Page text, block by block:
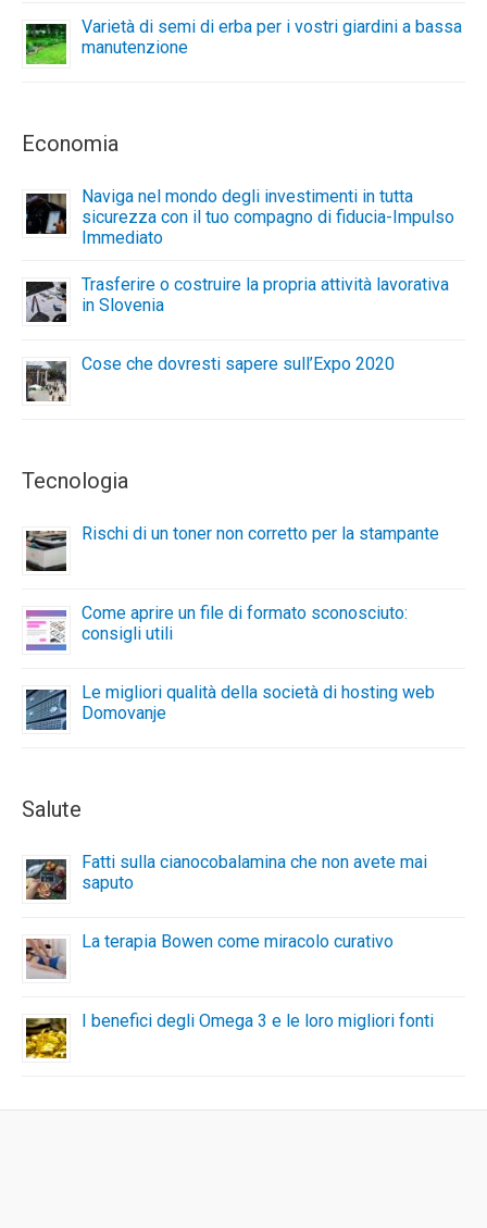
Varietà di semi di erba per i vostri giardini a bassa
manutenzione
Economia
Naviga nel mondo degli investimenti in tutta
sicurezza con il tuo compagno di fiducia-Impulso
Immediato
Trasferire o costruire la propria attività lavorativa
in Slovenia
Cose che dovresti sapere sull’Expo 2020
Tecnologia
Rischi di un toner non corretto per la stampante
Come aprire un file di formato sconosciuto:
consigli utili
Le migliori qualità della società di hosting web
Domovanje
Salute
Fatti sulla cianocobalamina che non avete mai
saputo
La terapia Bowen come miracolo curativo
I benefici degli Omega 3 e le loro migliori fonti